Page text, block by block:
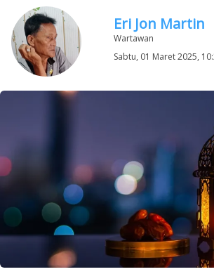
Eri Jon Martin
Wartawan
Sabtu, 01 Maret 2025,